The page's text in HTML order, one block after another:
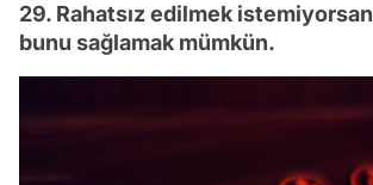
29. Rahatsız edilmek
bunu sağlamak mümkün.